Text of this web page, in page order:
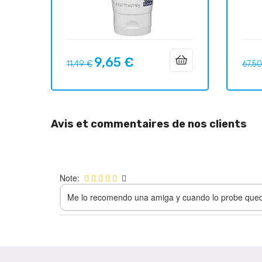
Prix
11,49 € Prix
9,65 €
Prix
Avis et commentaires de nos clients
Note:
Me lo recomendo una amiga y cuando lo probe